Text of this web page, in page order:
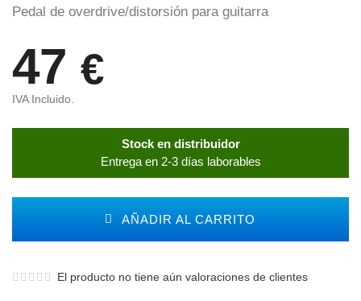
Pedal de overdrive/distorsión para guitarra
47 €
IVA Incluido.
Stock en distribuidor
Entrega en 2-3 días laborables
AÑADIR AL CARRITO
El producto no tiene aún valoraciones de clientes